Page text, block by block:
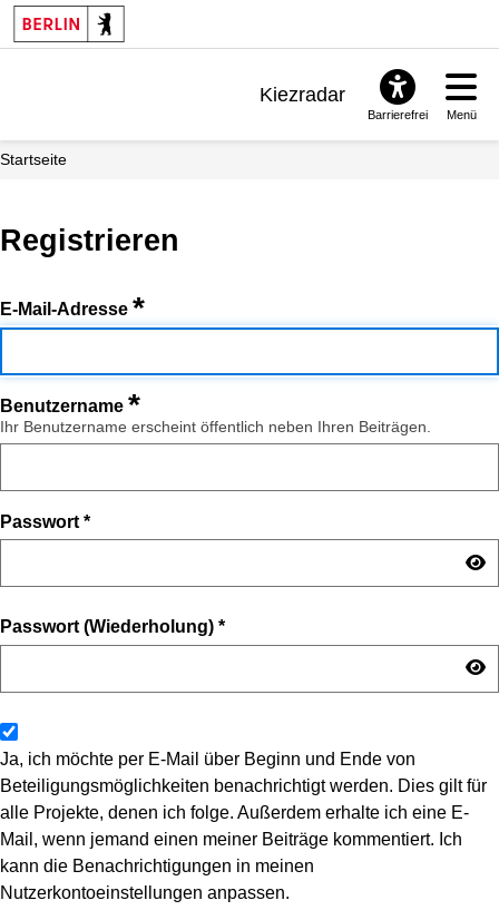
Kiezradar
Barrierefrei Menü
Startseite
Registrieren
E-Mail-Adresse *
Benutzername *
Ihr Benutzername erscheint öffentlich neben Ihren Beiträgen.
Passwort *
Passwort (Wiederholung) *
Ja, ich möchte per E-Mail über Beginn und Ende von
Beteiligungsmöglichkeiten benachrichtigt werden. Dies gilt für
alle Projekte, denen ich folge. Außerdem erhalte ich eine E-
Mail, wenn jemand einen meiner Beiträge kommentiert. Ich
kann die Benachrichtigungen in meinen
Nutzerkontoeinstellungen anpassen.